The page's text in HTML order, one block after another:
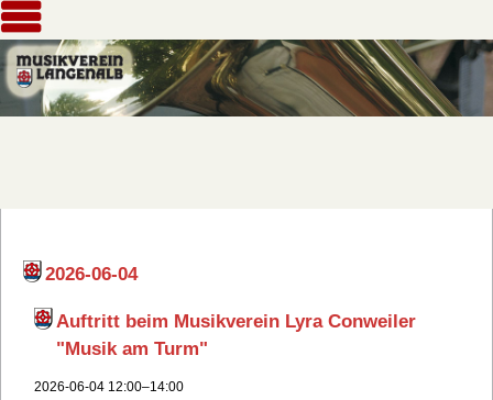
2026-06-04
Auftritt beim Musikverein Lyra Conweiler
"Musik am Turm"
2026-06-04 12:00–14:00